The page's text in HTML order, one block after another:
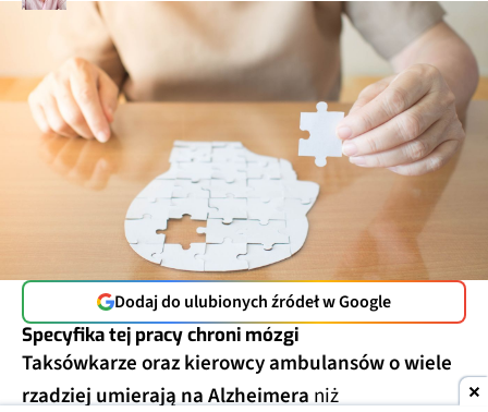
Dodaj do ulubionych źródeł w Google
Specyfika tej pracy chroni mózgi
Taksówkarze oraz kierowcy ambulansów o wiele
rzadziej umierają na Alzheimera niż